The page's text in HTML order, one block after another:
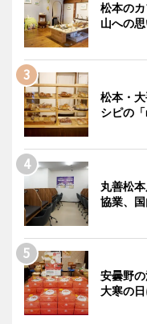
松本の
山への
松本・
シピの
丸善松
協業、
安曇野
大寒の